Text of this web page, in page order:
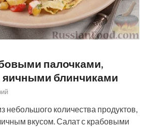
палочками,
яичными блинчиками
небольшого количества продуктов,
вкусом. Салат с крабовыми